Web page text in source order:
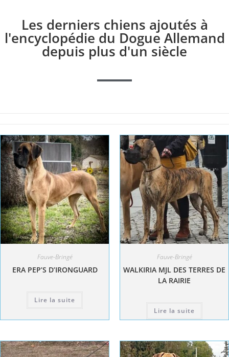
Les derniers chiens ajoutés à
l'encyclopédie du Dogue Allemand
depuis plus d'un siècle
Fauve-Bringé
ERA PEP’S D’IRONGUARD
Lire la suite
Fauve-Bringé
WALKIRIA MJL DES TERRES DE
LA RAIRIE
Lire la suite